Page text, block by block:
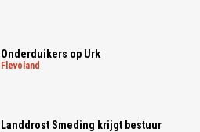
Onderduikers op Urk
flevoland
Landdrost Smeding krijgt bestuur